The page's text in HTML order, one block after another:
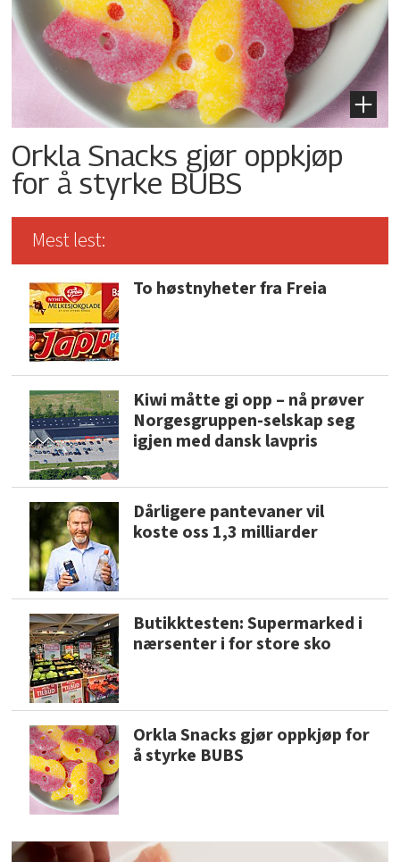
Orkla Snacks gjør oppkjøp
for å styrke BUBS
Mest lest:
To høstnyheter fra Freia
Kiwi måtte gi opp – nå prøver
Norgesgruppen-selskap seg
igjen med dansk lavpris
Dårligere pantevaner vil
koste oss 1,3 milliarder
Butikktesten: Supermarked i
nærsenter i for store sko
Orkla Snacks gjør oppkjøp for
å styrke BUBS